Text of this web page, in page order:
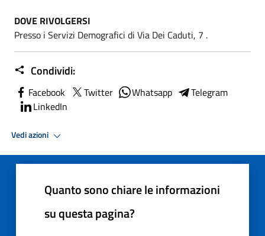
DOVE RIVOLGERSI
Presso i Servizi Demografici di Via Dei Caduti, 7 .
Condividi:
Facebook Twitter Whatsapp
Telegram
LinkedIn
Vedi azioni
Quanto sono chiare le informazioni
su questa pagina?